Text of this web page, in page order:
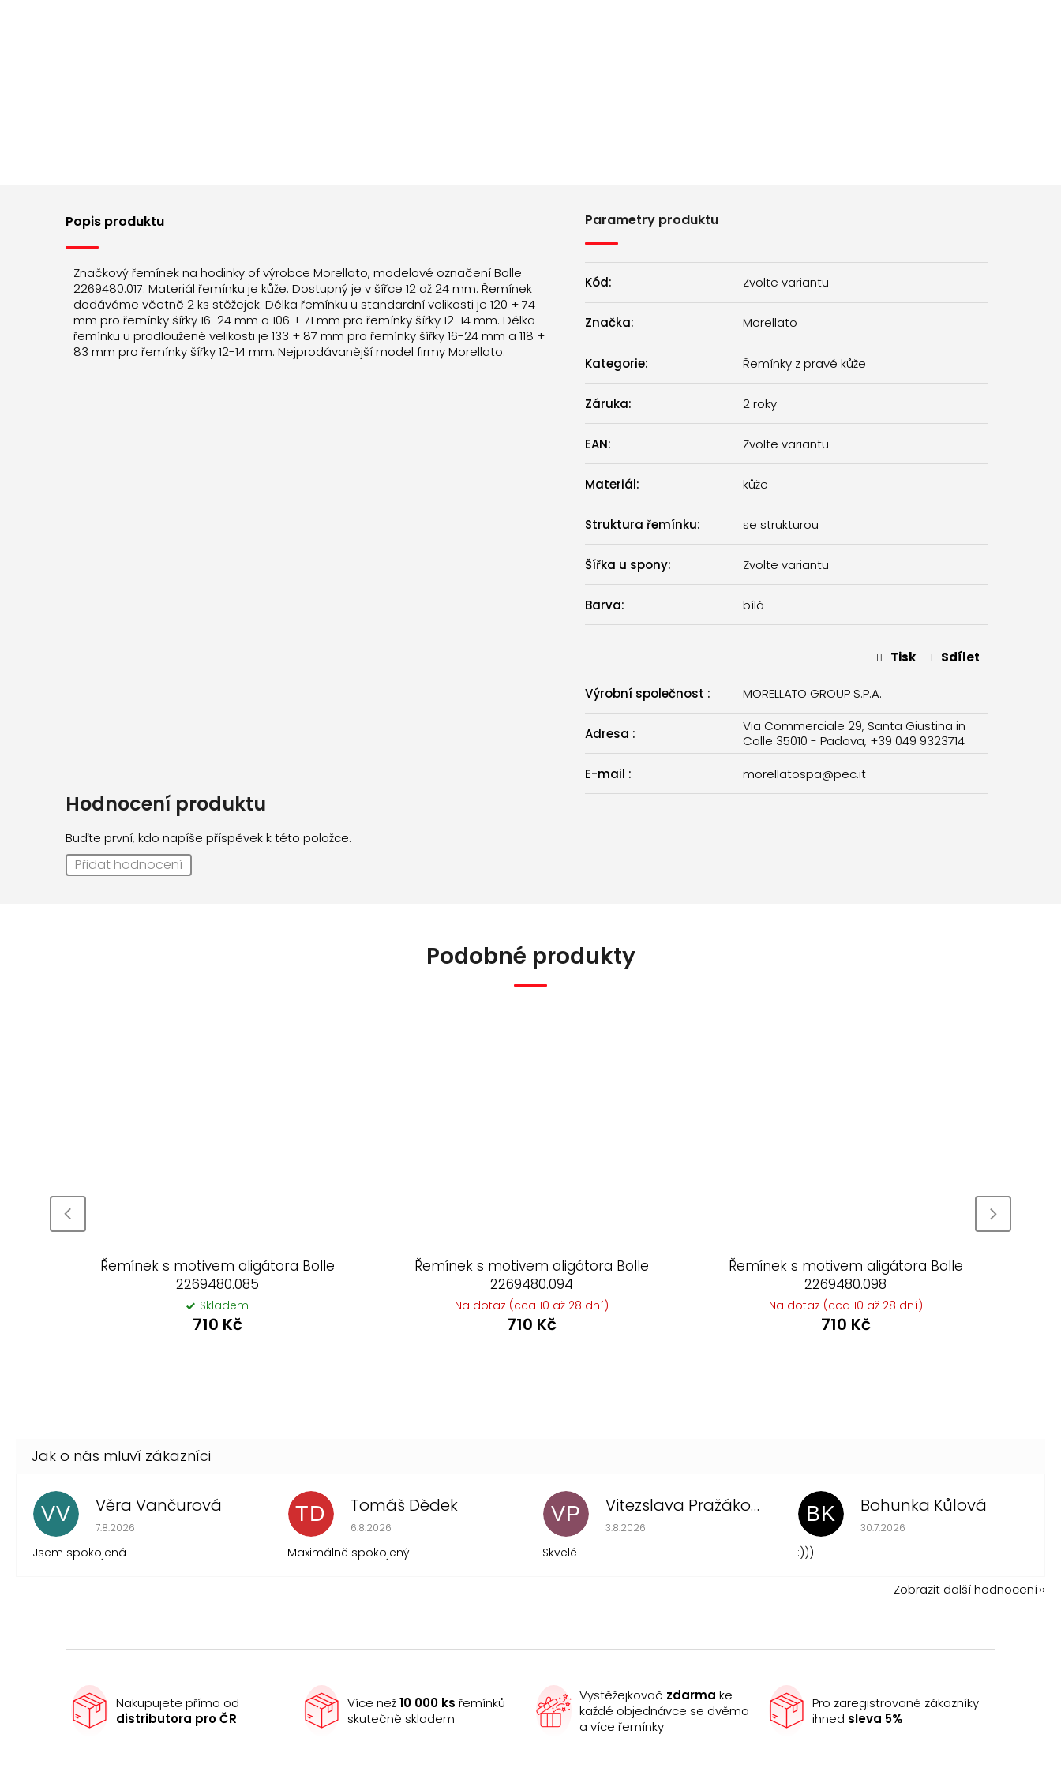
Popis produktu
Značkový řemínek na hodinky of výrobce Morellato, modelové označení Bolle
2269480.017. Materiál řemínku je kůže. Dostupný je v šířce 12 až 24 mm. Řemínek
dodáváme včetně 2 ks stěžejek. Délka řemínku u standardní velikosti je 120 + 74
mm pro řemínky šířky 16-24 mm a 106 + 71 mm pro řemínky šířky 12-14 mm. Délka
řemínku u prodloužené velikosti je 133 + 87 mm pro řemínky šířky 16-24 mm a 118 +
83 mm pro řemínky šířky 12-14 mm. Nejprodávanější model firmy Morellato.
Parametry produktu
Kód: Zvolte variantu
Značka: Morellato
Kategorie: Řemínky z pravé kůže
Záruka: 2 roky
EAN: Zvolte variantu
Materiál: kůže
Struktura řemínku: se strukturou
Šířka u spony: Zvolte variantu
Barva: bílá
Tisk Sdílet
Výrobní společnost : MORELLATO GROUP S.P.A.
Adresa :
Via Commerciale 29, Santa Giustina in
Colle 35010 - Padova, +39 049 9323714
E-mail : morellatospa@pec.it
Hodnocení produktu
Buďte první, kdo napíše příspěvek k této položce.
Přidat hodnocení
Podobné produkty
Řemínek s motivem aligátora Bolle
2269480.085
Skladem
710 Kč
Řemínek s motivem aligátora Bolle
2269480.094
Na dotaz (cca 10 až 28 dní)
710 Kč
Řemínek s motivem aligátora Bolle
2269480.098
Na dotaz (cca 10 až 28 dní)
710 Kč
VV Věra Vančurová
Hodnocení obchodu je 5 z 5 hvězdiček.
7.8.2026
Jsem spokojená
TD Tomáš Dědek
Hodnocení obchodu je 5 z 5 hvězdiček.
6.8.2026
Maximálně spokojený.
VP Vitezslava Pražákova
Hodnocení obchodu je 5 z 5 hvězdiček.
3.8.2026
Skvelé
BK Bohunka Kůlová
Hodnocení obchodu je 5 z 5
30.7.2026
:)))
Zobrazit další hodnocení
Nakupujete přímo od
distributora pro ČR
Více než10 000 ks řemínků
skutečně skladem
Vystěžejkovač zdarma ke
každé objednávce se dvěma
a více řemínky
Pro zaregistrované zákazníky
ihned sleva 5%